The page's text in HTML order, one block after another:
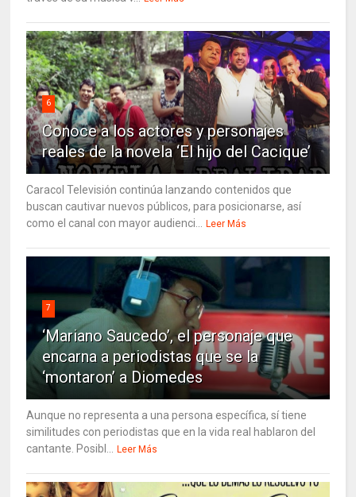
6
Conoce a los actores y personajes
reales de la novela ‘El hijo del Cacique’
Caracol Televisión continúa lanzando contenidos que
buscan cautivar nuevos públicos, para posicionarse, así
como el canal con mayor audienci...
Leer Más
7
‘Mariano Saucedo’, el personaje que
encarna a periodistas que se la
‘montaron’ a Diomedes
Aunque no representa a una persona específica, sí tiene
similitudes con periodistas que en la vida real hablaron del
cantante. Posibl...
Leer Más